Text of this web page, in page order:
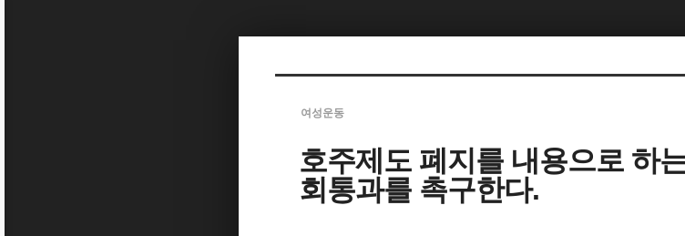
여성운동
호주제도 폐지를 내용으로 하
회통과를 촉구한다.
Sketchbook5, 스케치북5
Sketchbook5, 스케치북5